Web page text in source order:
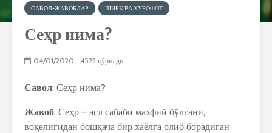
САВОЛ-ЖАВОБЛАР ШИРК ВА ХУРОФОТ
Сеҳр нима?
04/01/2020 4522 кўрилди
Савол: Сеҳр нима?
Жавоб: Сеҳр – асл сабаби махфий бўлгани,
воқелигидан бошқача бир хаёлга олиб борадиган